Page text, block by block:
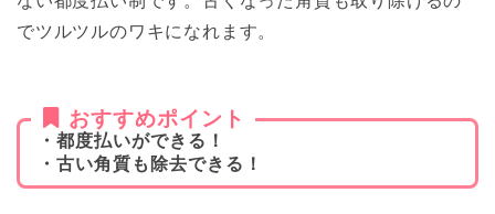
でツルツルのワキになれます。
おすすめポイント
・都度払いができる！
・古い角質も除去できる！